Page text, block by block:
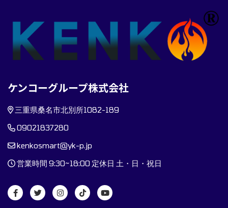
ケンコーグループ株式会社
三重県桑名市北別所1082-189
09021837280
kenkosmart@yk-p.jp
営業時間 9:30~18:00 定休日 土・日・祝日